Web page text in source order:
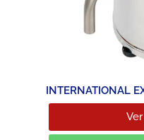
INTERNATIONAL